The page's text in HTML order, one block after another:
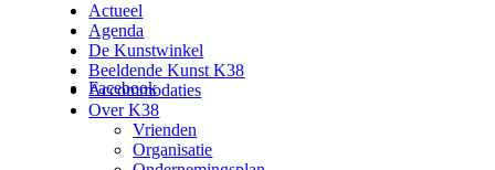
Facebook
Actueel
Agenda
De Kunstwinkel
Beeldende Kunst K38
Accommodaties
Over K38
Vrienden
Organisatie